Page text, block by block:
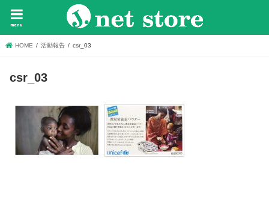
menu
HOME 活動報告 csr_03
csr_03